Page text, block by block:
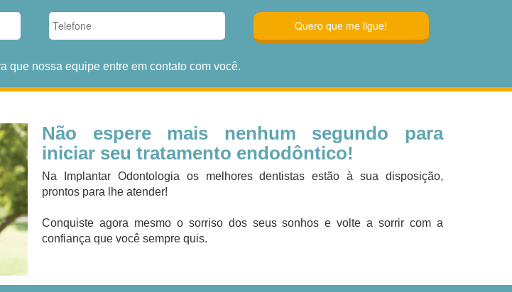
que nossa equipe entre em contato com você.
Não espere mais nenhum segundo para
iniciar seu tratamento endodôntico!
Na Implantar Odontologia os melhores dentistas estão à sua disposição,
prontos para lhe atender!
Conquiste agora mesmo o sorriso dos seus sonhos e volte a sorrir com a
confiança que você sempre quis.